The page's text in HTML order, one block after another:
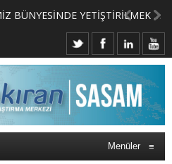
MERKEZİMİZ BÜNYESİNDE YETİŞTİRİLMEK ÜZERE GÖNÜLLÜ ÜLKE MASASI UZMANI VE UZMAN ADAYLARI ARIYORUZ
Menüler ≡